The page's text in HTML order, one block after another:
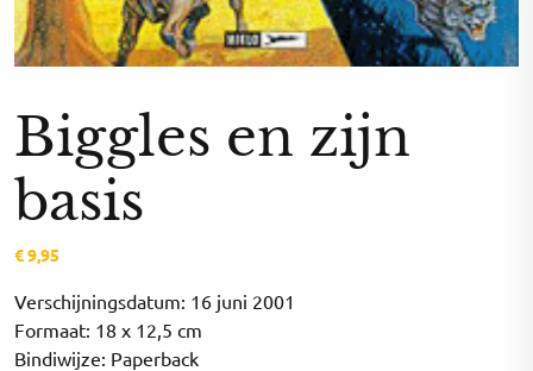
Biggles en zijn
basis
€9,95
Verschijningsdatum: 16 juni 2001
Formaat: 18 x 12,5 cm
Bindiwijze: Paperback